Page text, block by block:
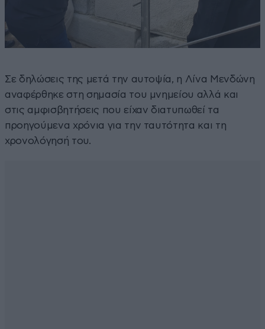
Σε δηλώσεις της μετά την αυτοψία, η Λίνα Μενδώνη
αναφέρθηκε στη σημασία του μνημείου αλλά και
στις αμφισβητήσεις που είχαν διατυπωθεί τα
προηγούμενα χρόνια για την ταυτότητα και τη
χρονολόγησή του.